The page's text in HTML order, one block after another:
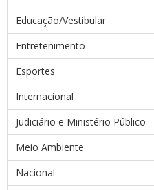
Educação/Vestibular
Entretenimento
Esportes
Internacional
Judiciário e Ministério Público
Meio Ambiente
Nacional